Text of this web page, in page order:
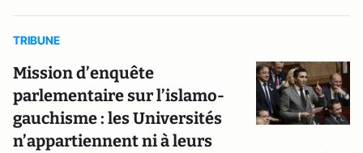
TRIBUNE
Mission d’enquête
parlementaire sur l’islamo-
gauchisme : les Universités
n’appartiennent ni à leurs